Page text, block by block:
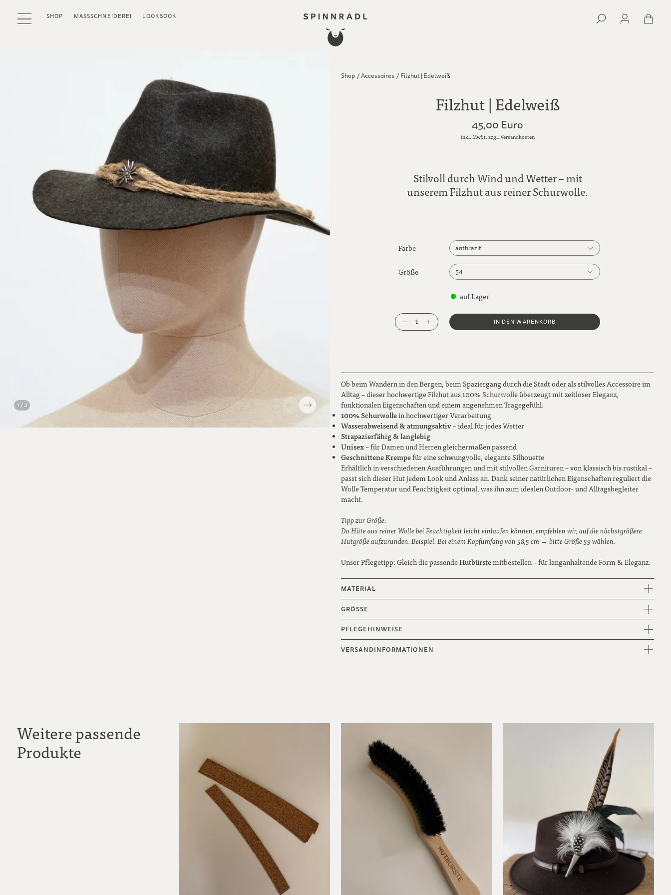
SHOP MASSSCHNEIDEREI LOOKBOOK
Shop /Accessoires / Filzhut | Edelweiß
Filzhut | Edelweiß
45,00 Euro
inkl. MwSt. zzgl. Versandkosten
Stilvoll durch Wind und Wetter – mit
unserem Filzhut aus reiner Schurwolle.
Farbe
anthrazit
anthrazit
Größe
54
56
58
59
62
auf Lager
1 IN DEN WARENKORB
Ob beim Wandern in den Bergen, beim Spaziergang durch die Stadt oder als stilvolles Accessoire im
Alltag – dieser hochwertige Filzhut aus 100% Schurwolle überzeugt mit zeitloser Eleganz,
funktionalen Eigenschaften und einem angenehmen Tragegefühl.
100% Schurwollein hochwertiger Verarbeitung
Wasserabweisend & atmungsaktiv– ideal für jedes Wetter
Strapazierfähig & langlebig
Unisex– für Damen und Herren gleichermaßen passend
Geschnittene Krempefür eine schwungvolle, elegante Silhouette
Erhältlich in verschiedenen Ausführungen und mit stilvollen Garnituren – von klassisch bis rustikal –
passt sich dieser Hut jedem Look und Anlass an. Dank seiner natürlichen Eigenschaften reguliert die
Wolle Temperatur und Feuchtigkeit optimal, was ihn zum idealen Outdoor- und Alltagsbegleiter
macht.
Tipp zur Größe:
Da Hüte aus reiner Wolle bei Feuchtigkeit leicht einlaufen können, empfehlen wir, auf die nächstgrößere
Hutgröße aufzurunden. Beispiel: Bei einem Kopfumfang von 58,5 cm → bitte Größe 59 wählen.
Unser Pflegetipp: Gleich die passendeHutbürstemitbestellen – für langanhaltende Form & Eleganz.
MATERIAL
GRÖSSE
PFLEGEHINWEISE
VERSANDINFORMATIONEN
Weitere passende
Produkte
1 / 2